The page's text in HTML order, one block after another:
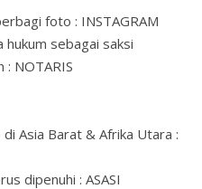
foto : INSTAGRAM
sebagai saksi
: NOTARIS
Asia Barat & Afrika Utara :
dipenuhi : ASASI